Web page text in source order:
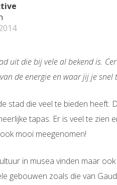
uit die bij vele al bekend is.
de energie en waar jij je snel
stad die veel te bieden heeft.
tapas. Er is veel te
mooi meegenomen!
in musea vinden maar
gebouwen zoals die van